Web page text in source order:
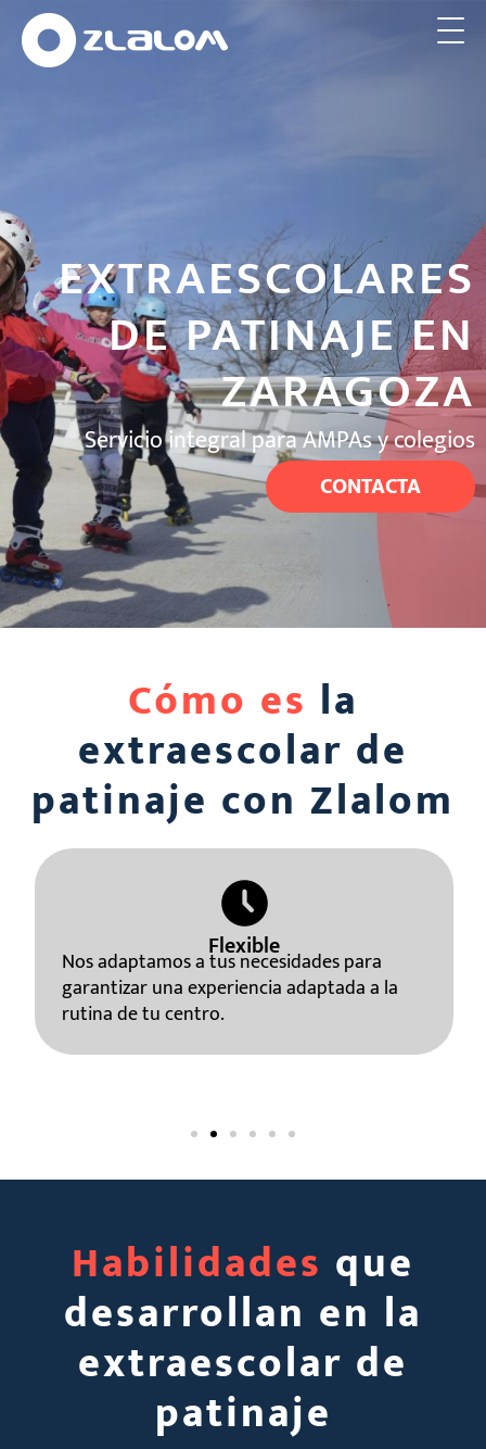
EXTRAESCOLARES
DE PATINAJE EN
ZARAGOZA
Servicio integral para AMPAs y colegios
CONTACTA
Cómo es la
extraescolar de
patinaje con Zlalom
Flexible
Nos adaptamos a tus necesidades para
garantizar una experiencia adaptada a la
rutina de tu centro.
Habilidades que
desarrollan en la
extraescolar de
patinaje